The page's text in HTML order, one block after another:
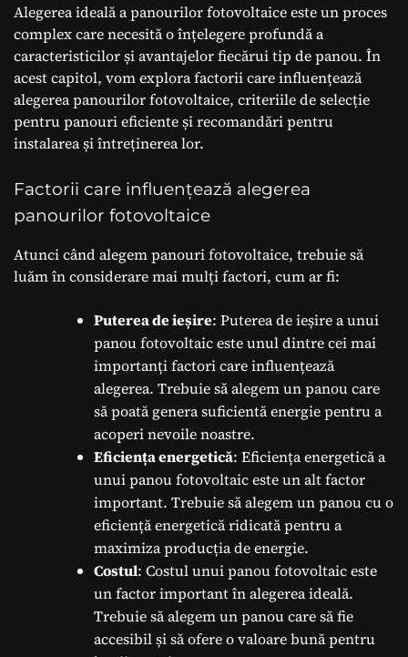
Alegerea ideală a panourilor fotovoltaice este un proces
complex care necesită o înțelegere profundă a
caracteristicilor și avantajelor fiecărui tip de panou. În
acest capitol, vom explora factorii care influențează
alegerea panourilor fotovoltaice, criteriile de selecție
pentru panouri eficiente și recomandări pentru
instalarea și întreținerea lor.
Factorii care influențează alegerea
panourilor fotovoltaice
Atunci când alegem panouri fotovoltaice, trebuie să
luăm în considerare mai mulți factori, cum ar fi:
Puterea de ieșire: Puterea de ieșire a unui
panou fotovoltaic este unul dintre cei mai
importanți factori care influențează
alegerea. Trebuie să alegem un panou care
să poată genera suficientă energie pentru a
acoperi nevoile noastre.
Eficiența energetică: Eficiența energetică a
unui panou fotovoltaic este un alt factor
important. Trebuie să alegem un panou cu o
eficiență energetică ridicată pentru a
maximiza producția de energie.
Costul: Costul unui panou fotovoltaic este
un factor important în alegerea ideală.
Trebuie să alegem un panou care să fie
accesibil și să ofere o valoare bună pentru